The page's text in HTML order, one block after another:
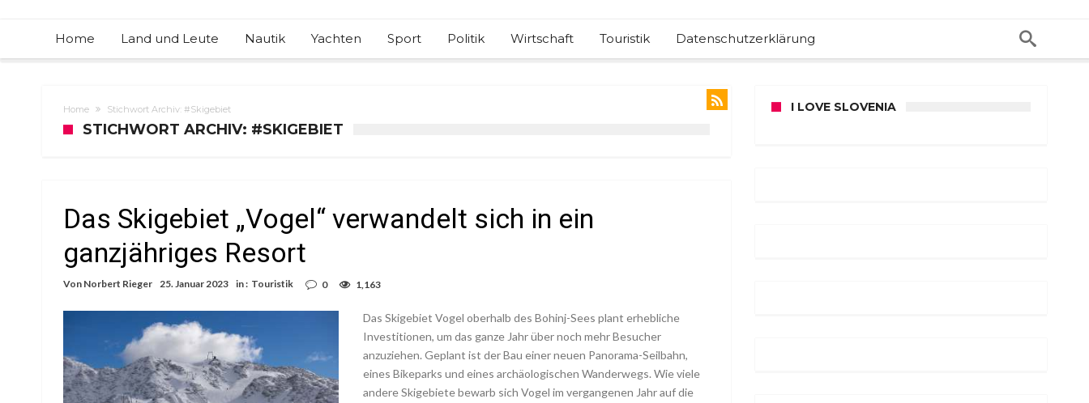
Home Land und Leute Nautik Yachten Sport Politik Wirtschaft Touristik Datenschutzerklärung
Home Stichwort Archiv: #Skigebiet
STICHWORT ARCHIV: #SKIGEBIET
Das Skigebiet „Vogel“ verwandelt sich in ein
ganzjähriges Resort
Von Norbert Rieger 25. Januar 2023 in : Touristik 0 1,163
Das Skigebiet Vogel oberhalb des Bohinj-Sees plant erhebliche
Investitionen, um das ganze Jahr über noch mehr Besucher
anzuziehen. Geplant ist der Bau einer neuen Panorama-Seilbahn,
eines Bikeparks und eines archäologischen Wanderwegs. Wie viele
andere Skigebiete bewarb sich Vogel im vergangenen Jahr auf die
I LOVE SLOVENIA